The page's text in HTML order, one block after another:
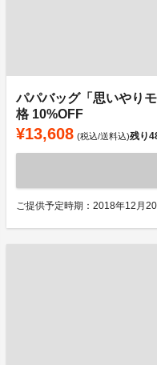
パパバッグ「思いやり
格 10%OFF
¥13,608 (税込/送料込)残り
ご提供予定時期：2018年12月